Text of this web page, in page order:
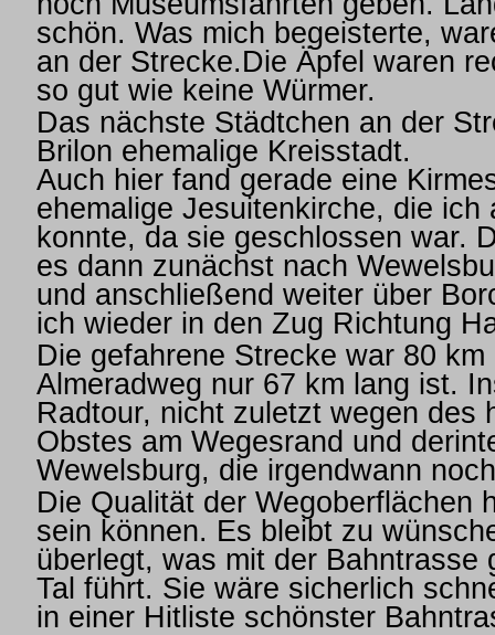
schön. Was mich begeisterte,
an der Strecke.Die Äpfel waren
so gut wie keine Würmer.
Das nächste Städtchen an der
Brilon ehemalige Kreisstadt.
Auch hier fand gerade eine
ehemalige Jesuitenkirche, die
konnte, da sie geschlossen war.
es dann zunächst nach
und anschließend weiter über
ich wieder in den Zug Richtung
Die gefahrene Strecke war 80
Almeradweg nur 67 km lang ist.
Radtour, nicht zuletzt wegen des
Obstes am Wegesrand und
Wewelsburg, die irgendwann
Die Qualität der Wegoberflächen
sein können. Es bleibt zu
überlegt, was mit der Bahntrasse
Tal führt. Sie wäre sicherlich
in einer Hitliste schönster